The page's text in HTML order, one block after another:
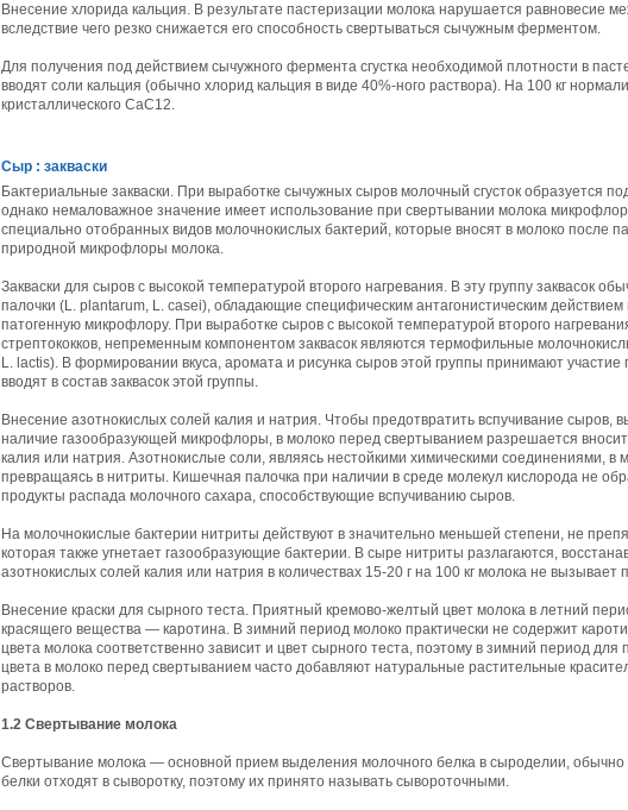
Внесение хлорида кальция. В результате пастеризации молока нарушается равновесие
вследствие чего резко снижается его способность свертываться сычужным ферментом.
Для получения под действием сычужного фермента сгустка необходимой плотности в
вводят соли кальция (обычно хлорид кальция в виде 40%-ного раствора). На 100 кг
кристаллического СаС12.
Сыр : закваски
Бактериальные закваски. При выработке сычужных сыров молочный сгусток образуется
однако немаловажное значение имеет использование при свертывании молока
специально отобранных видов молочнокислых бактерий, которые вносят в молоко после
природной микрофлоры молока.
Закваски для сыров с высокой температурой второго нагревания. В эту группу заквасок
палочки (L. plantarum, L. casei), обладающие специфическим антагонистическим
патогенную микрофлору. При выработке сыров с высокой температурой второго
стрептококков, непременным компонентом заквасок являются термофильные
L. lactis). В формировании вкуса, аромата и рисунка сыров этой группы принимают
вводят в состав заквасок этой группы.
Внесение азотнокислых солей калия и натрия. Чтобы предотвратить вспучивание сыров,
наличие газообразующей микрофлоры, в молоко перед свертыванием разрешается
калия или натрия. Азотнокислые соли, являясь нестойкими химическими соединениями, в
превращаясь в нитриты. Кишечная палочка при наличии в среде молекул кислорода не
продукты распада молочного сахара, способствующие вспучиванию сыров.
На молочнокислые бактерии нитриты действуют в значительно меньшей степени, не
которая также угнетает газообразующие бактерии. В сыре нитриты разлагаются,
азотнокислых солей калия или натрия в количествах 15-20 г на 100 кг молока не вызывает
Внесение краски для сырного теста. Приятный кремово-желтый цвет молока в летний
красящего вещества — каротина. В зимний период молоко практически не содержит
цвета молока соответственно зависит и цвет сырного теста, поэтому в зимний период
цвета в молоко перед свертыванием часто добавляют натуральные растительные
растворов.
1.2 Свертывание молока
Свертывание молока — основной прием выделения молочного белка в сыроделии, обычно
белки отходят в сыворотку, поэтому их принято называть сывороточными.